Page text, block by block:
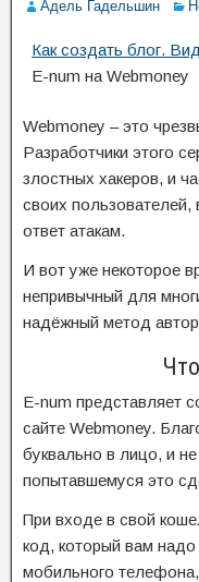
Адель Гадельшин
Как создать блог.
E-num на Webmoney
Webmoney – это
Разработчики этого
злостных хакеров, и
своих
ответ атакам.
И вот уже некоторое
непривычный для
надёжный метод
E-num представляет
сайте Webmoney.
буквально в лицо, и
попытавшемуся это
При входе в свой
код, который вам
мобильного